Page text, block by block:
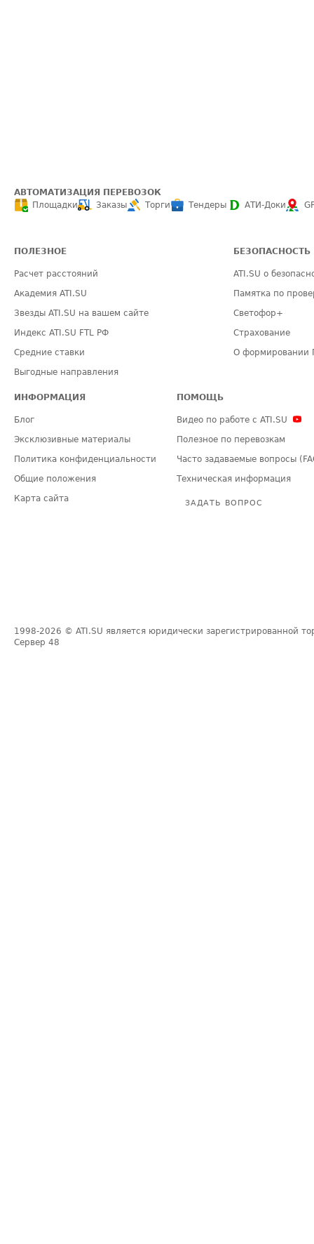
АВТОМАТИЗАЦИЯ ПЕРЕВОЗОК
Площадки
Заказы Торги Тендеры АТИ-Доки
ПОЛЕЗНОЕ
Расчет расстояний
Академия ATI.SU
Звезды ATI.SU на вашем сайте
Индекс ATI.SU FTL РФ
Средние ставки
Выгодные направления
БЕЗОПАСНОСТЬ
ATI.SU о
Памятка по
Светофор+
Страхование
О формировании
ИНФОРМАЦИЯ
Блог
Эксклюзивные материалы
Политика конфиденциальности
Общие положения
Карта сайта
ПОМОЩЬ
Видео по работе с ATI.SU
Полезное по перевозкам
Часто задаваемые вопросы
Техническая информация
ЗАДАТЬ ВОПРОС
1998-2026 © ATI.SU является юридически зарегистрированной
Сервер 48